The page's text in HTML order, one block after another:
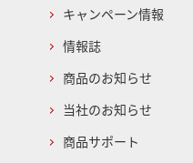
キャンペーン情報
情報誌
商品のお知らせ
当社のお知らせ
商品サポート